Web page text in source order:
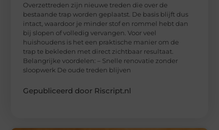
Overzettreden zijn nieuwe treden die over de
bestaande trap worden geplaatst. De basis blijft dus
intact, waardoor je minder stof en rommel hebt dan
bij slopen of volledig vervangen. Voor veel
huishoudens is het een praktische manier om de
trap te bekleden met direct zichtbaar resultaat.
Belangrijke voordelen: – Snelle renovatie zonder
sloopwerk De oude treden blijven
Gepubliceerd door Riscript.nl